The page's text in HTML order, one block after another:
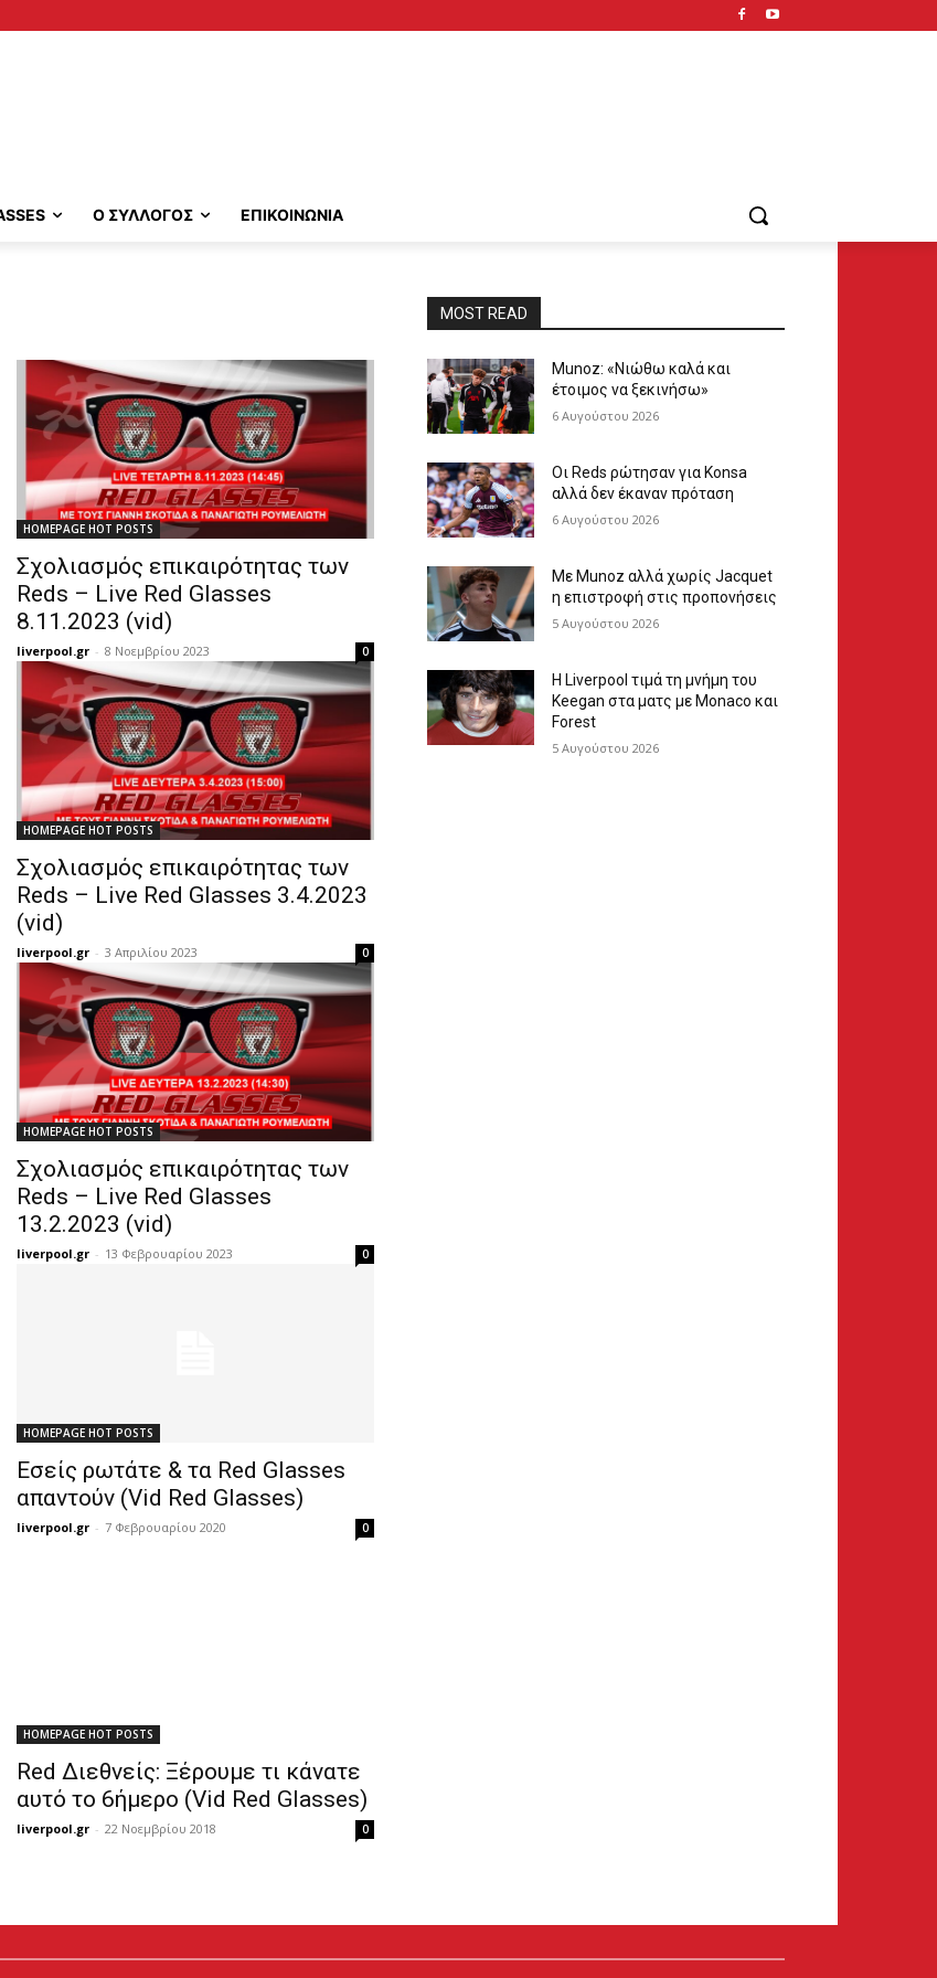
Ο ΣΥΛΛΟΓΟΣ ΕΠΙΚΟΙΝΩΝΙΑ
HOMEPAGE HOT POSTS
Σχολιασμός επικαιρότητας των
Reds – Live Red Glasses
8.11.2023 (vid)
liverpool.gr - 8 Νοεμβρίου 2023 0
HOMEPAGE HOT POSTS
Σχολιασμός επικαιρότητας των
Reds – Live Red Glasses 3.4.2023
(vid)
liverpool.gr - 3 Απριλίου 2023 0
HOMEPAGE HOT POSTS
Σχολιασμός επικαιρότητας των
Reds – Live Red Glasses
13.2.2023 (vid)
liverpool.gr - 13 Φεβρουαρίου 2023 0
HOMEPAGE HOT POSTS
Εσείς ρωτάτε & τα Red Glasses
απαντούν (Vid Red Glasses)
liverpool.gr - 7 Φεβρουαρίου 2020 0
HOMEPAGE HOT POSTS
Red Διεθνείς: Ξέρουμε τι κάνατε
αυτό το 6ήμερο (Vid Red Glasses)
liverpool.gr - 22 Νοεμβρίου 2018 0
MOST READ
Munoz: «Νιώθω καλά και
έτοιμος να ξεκινήσω»
6 Αυγούστου 2026
Οι Reds ρώτησαν για Konsa
αλλά δεν έκαναν πρόταση
6 Αυγούστου 2026
Με Munoz αλλά χωρίς Jacquet
η επιστροφή στις προπονήσεις
5 Αυγούστου 2026
Η Liverpool τιμά τη μνήμη του
Keegan στα ματς με Monaco και
Forest
5 Αυγούστου 2026